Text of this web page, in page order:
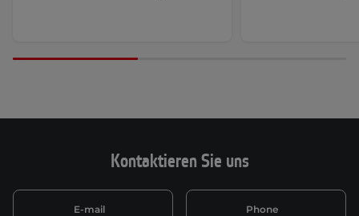
Kontaktieren Sie uns
E-mail Phone